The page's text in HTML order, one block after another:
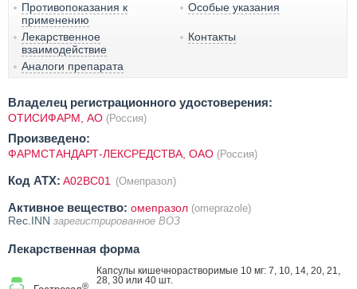
Противопоказания к
применению
Особые указания
Лекарственное
взаимодействие
Контакты
Аналоги препарата
Владелец регистрационного удостоверения:
ОТИСИФАРМ, АО (Россия)
Произведено:
ФАРМСТАНДАРТ-ЛЕКСРЕДСТВА, ОАО (Россия)
Код ATX: A02BC01 (Омепразол)
Активное вещество: омепразол (omeprazole)
Rec.INN зарегистрированное ВОЗ
Лекарственная форма
®
Капсулы кишечнорастворимые 10 мг: 7, 10, 14, 20, 21,
28, 30 или 40 шт.